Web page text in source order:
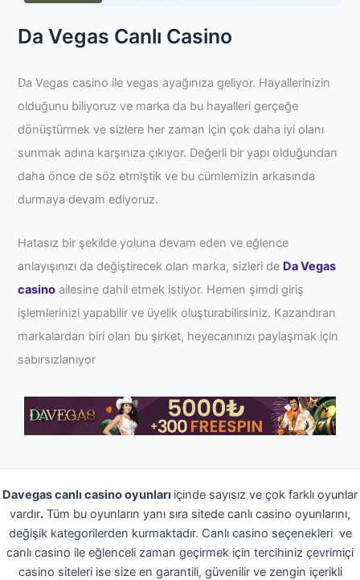
Da Vegas Canlı Casino
Da Vegas casino ile vegas ayağınıza geliyor. Hayallerinizin
olduğunu biliyoruz ve marka da bu hayalleri gerçeğe
dönüştürmek ve sizlere her zaman için çok daha iyi olanı
sunmak adına karşınıza çıkıyor. Değerli bir yapı olduğundan
daha önce de söz etmiştik ve bu cümlemizin arkasında
durmaya devam ediyoruz.
Hatasız bir şekilde yoluna devam eden ve eğlence
anlayışınızı da değiştirecek olan marka, sizleri de Da Vegas
casino ailesine dahil etmek istiyor. Hemen şimdi giriş
işlemlerinizi yapabilir ve üyelik oluşturabilirsiniz. Kazandıran
markalardan biri olan bu şirket, heyecanınızı paylaşmak için
sabırsızlanıyor
Davegas canlı casino oyunları içinde sayısız ve çok farklı oyunlar
vardır. Tüm bu oyunların yanı sıra sitede canlı casino oyunlarını,
değişik kategorilerden kurmaktadır. Canlı casino seçenekleri ve
canlı casino ile eğlenceli zaman geçirmek için tercihiniz çevrimiçi
casino siteleri ise size en garantili, güvenilir ve zengin içerikli